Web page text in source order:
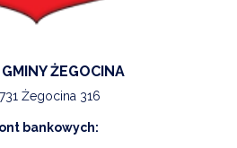
ŻEGOCINA
Żegocina 316
bankowych: